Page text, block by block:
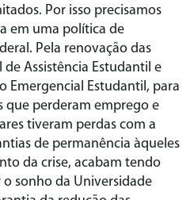
Por isso precisamos
em uma política de
Pela renovação das
Assistência Estudantil e
Emergencial Estudantil, para
que perderam emprego e
tiveram perdas com a
de permanência àqueles
da crise, acabam tendo
sonho da Universidade